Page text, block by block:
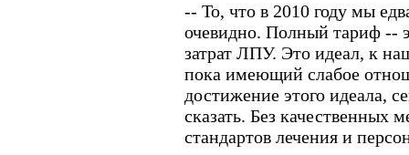
-- То, что в 2010 году мы
очевидно. Полный тариф --
затрат ЛПУ. Это идеал, к
пока имеющий слабое
достижение этого идеала,
сказать. Без качественных
стандартов лечения и